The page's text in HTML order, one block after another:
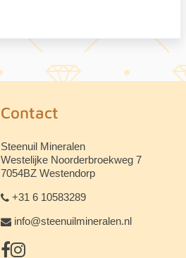
Contact
Steenuil Mineralen
Westelijke Noorderbroekweg 7
7054BZ Westendorp
+31 6 10583289
info@steenuilmineralen.nl